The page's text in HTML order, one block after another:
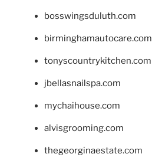
bosswingsduluth.com
birminghamautocare.com
tonyscountrykitchen.com
jbellasnailspa.com
mychaihouse.com
alvisgrooming.com
thegeorginaestate.com